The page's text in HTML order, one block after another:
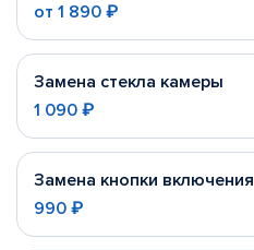
от 1 890 ₽
Замена стекла камеры
1 090 ₽
Замена кнопки включения
990 ₽